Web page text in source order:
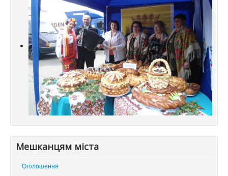
Мешканцям міста
Оголошення